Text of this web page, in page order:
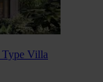
Type Villa